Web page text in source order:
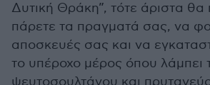
Δυτική Θράκη”, τότε άριστα θα
πάρετε τα πραγματά σας, να
αποσκευές σας και να
το υπέροχο μέρος όπου λάμπει
ψευτοσουλτάνου και